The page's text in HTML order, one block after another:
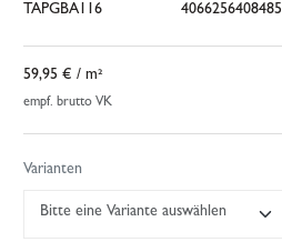
TAPGBA116
4066256408485
59,95 € / m²
empf. brutto VK
Varianten
Bitte eine Variante auswählen